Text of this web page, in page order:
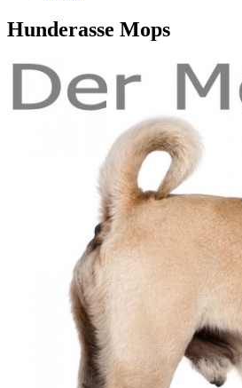
Hunderasse Mops